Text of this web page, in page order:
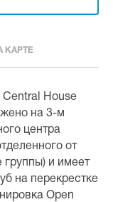
КАРТЕ
House
на 3-м
центра
от
и имеет
на перекрестке
Open